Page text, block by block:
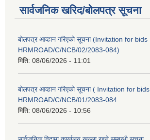
सार्वजनिक खरिद/बोलपत्र सूचना
बोलपत्र आव्हान गरिएको सूचना (Invitation for bids
HRMROAD/C/NCB/02/2083-084)
मिति: 08/06/2026 - 11:01
बोलपत्र आव्हान गरिएको सूचना ( Invitation for bids
HRMROAD/C/NCB/01/2083-084
मिति: 08/06/2026 - 10:56